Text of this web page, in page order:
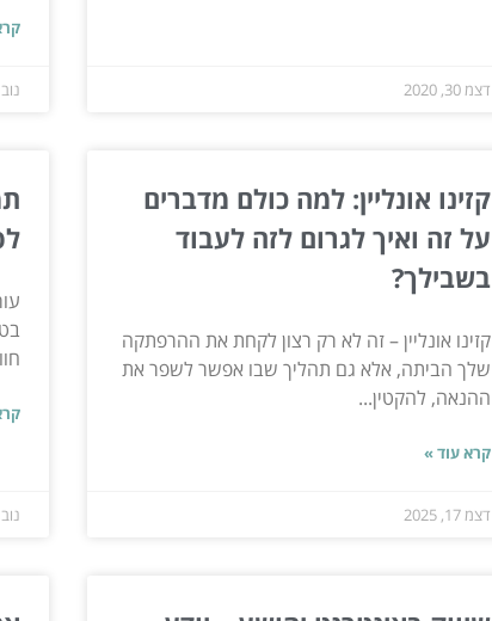
דצמ 30, 2020 נוב 23,
קזינו אונליין: למה כולם מדברים
על זה ואיך לגרום לזה לעבוד
בשבילך?
קזינו אונליין – זה לא רק רצון לקחת את ההרפתקה
שלך הביתה, אלא גם תהליך שבו אפשר לשפר את
ההנאה, להקטין...
קרא עוד »
דצמ 17, 2025 נוב 24,